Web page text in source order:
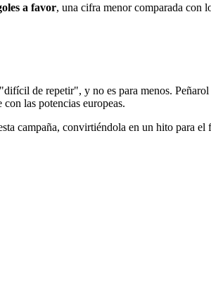
a favor, una cifra menor comparada con
de repetir", y no es para menos.
las potencias europeas.
campaña, convirtiéndola en un hito para el